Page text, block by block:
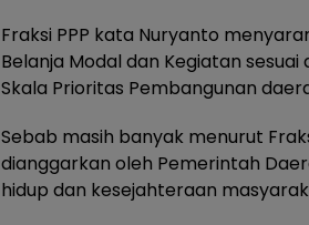
Fraksi PPP kata Nuryanto
Belanja Modal dan Kegiatan
Skala Prioritas Pembangunan
Sebab masih banyak menurut
dianggarkan oleh Pemerintah
hidup dan kesejahteraan